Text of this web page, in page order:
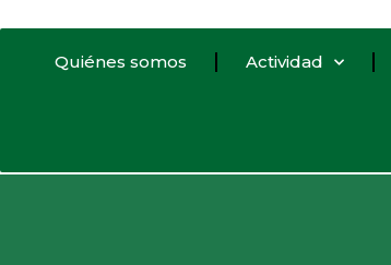
Quiénes somos Actividad